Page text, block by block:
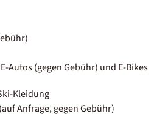
Autos (gegen Gebühr) und E-Bikes
Kleidung
Anfrage, gegen Gebühr)